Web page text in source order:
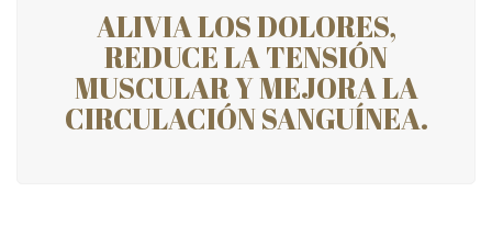
ALIVIA LOS DOLORES,
REDUCE LA TENSIÓN
MUSCULAR Y MEJORA LA
CIRCULACIÓN SANGUÍNEA.